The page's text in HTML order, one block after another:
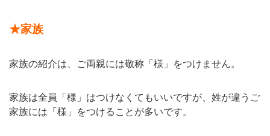
★家族
家族の紹介は、ご両親には敬称「様」をつけません。
家族は全員「様」はつけなくてもいいですが、姓が違うご
家族には「様」をつけることが多いです。